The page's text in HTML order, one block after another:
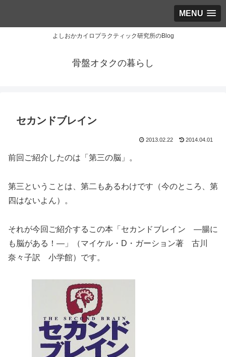
MENU
よしおかカイロプラクティック研究所のBlog
骨盤オタクの暮らし
セカンドブレイン
2013.02.22 2014.04.01
前回ご紹介したのは「第三の脳」。
第三ということは、第二もあるわけです（今のところ、第
四はないよん）。
それが今回ご紹介するこの本「セカンドブレイン ―腸に
も脳がある！―」（マイケル・D・ガーション著 古川
奈々子訳 小学館）です。